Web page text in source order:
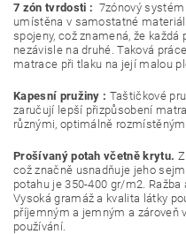
7 zón tvrdosti : 7zónový
umístěna v samostatné
spojeny, což znamená, že
nezávisle na druhé. Taková
matrace při tlaku na její malou
Kapesní pružiny : Taštičkové
zaručují lepší přizpůsobení
různými, optimálně
Prošívaný potah včetně krytu.
což značně usnadňuje jeho
potahu je 350-400 gr/m2.
Vysoká gramáž a kvalita látky
příjemným a jemným a zároveň
používání.